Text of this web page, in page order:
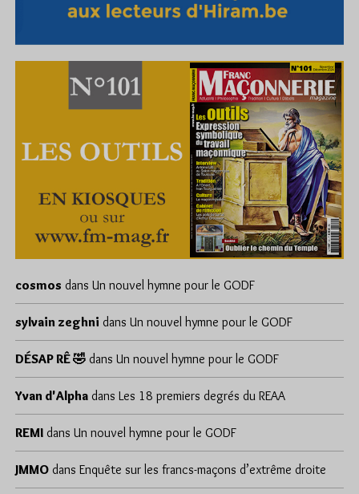
cosmos dans Un nouvel hymne pour le GODF
sylvain zeghni dans Un nouvel hymne pour le GODF
DÉSAP RÊ 🤣 dans Un nouvel hymne pour le GODF
Yvan d'Alpha dans Les 18 premiers degrés du REAA
REMI dans Un nouvel hymne pour le GODF
JMMO dans Enquête sur les francs-maçons d’extrême droite